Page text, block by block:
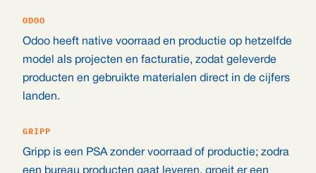
ODOO
Odoo heeft native voorraad en productie op hetzelfde
model als projecten en facturatie, zodat geleverde
producten en gebruikte materialen direct in de cijfers
landen.
GRIPP
Gripp is een PSA zonder voorraad of productie; zodra
een bureau producten gaat leveren, groeit er een